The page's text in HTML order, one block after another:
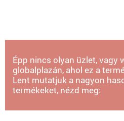
Épp nincs olyan üzlet, vagy
globalplazán, ahol ez a
Lent mutatjuk a nagyon
termékeket, nézd meg: